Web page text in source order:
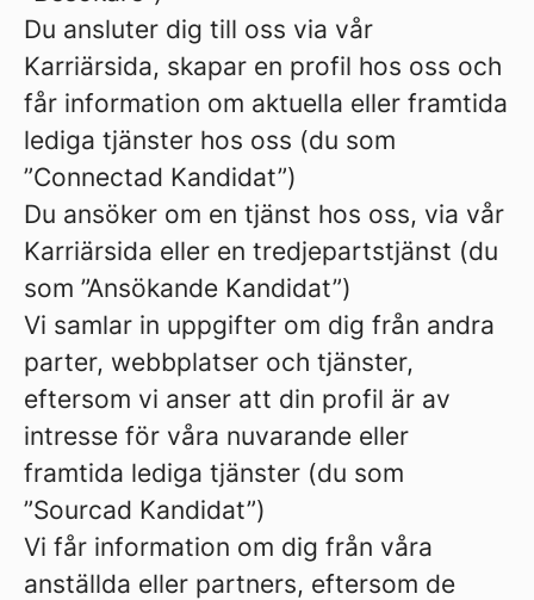
Du ansluter dig till oss via vår
Karriärsida, skapar en profil hos oss och
får information om aktuella eller framtida
lediga tjänster hos oss (du som
”Connectad Kandidat”)
Du ansöker om en tjänst hos oss, via vår
Karriärsida eller en tredjepartstjänst (du
som ”Ansökande Kandidat”)
Vi samlar in uppgifter om dig från andra
parter, webbplatser och tjänster,
eftersom vi anser att din profil är av
intresse för våra nuvarande eller
framtida lediga tjänster (du som
”Sourcad Kandidat”)
Vi får information om dig från våra
anställda eller partners, eftersom de